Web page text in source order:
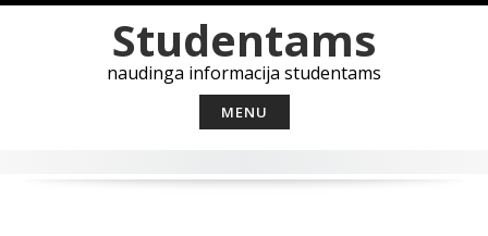
Studentams
naudinga informacija studentams
MENU